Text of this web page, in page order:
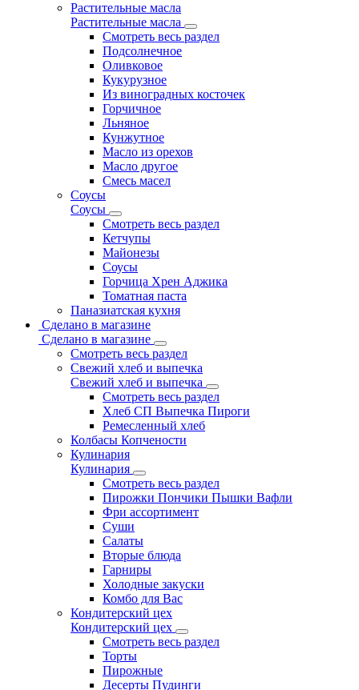
Растительные масла
Растительные масла
Смотреть весь раздел
Подсолнечное
Оливковое
Кукурузное
Из виноградных косточек
Горчичное
Льняное
Кунжутное
Масло из орехов
Масло другое
Смесь масел
Соусы
Соусы
Смотреть весь раздел
Кетчупы
Майонезы
Соусы
Горчица Хрен Аджика
Томатная паста
Паназиатская кухня
Сделано в магазине
Сделано в магазине
Смотреть весь раздел
Свежий хлеб и выпечка
Свежий хлеб и выпечка
Смотреть весь раздел
Хлеб СП Выпечка Пироги
Ремесленный хлеб
Колбасы Копчености
Кулинария
Кулинария
Смотреть весь раздел
Пирожки Пончики Пышки Вафли
Фри ассортимент
Суши
Салаты
Вторые блюда
Гарниры
Холодные закуски
Комбо для Вас
Кондитерский цех
Кондитерский цех
Смотреть весь раздел
Торты
Пирожные
Десерты Пудинги